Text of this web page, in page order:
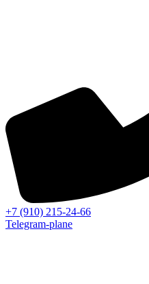
+7 (910) 215-24-66
Telegram-plane